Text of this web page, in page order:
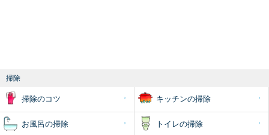
掃除
掃除のコツ キッチンの掃除
お風呂の掃除 トイレの掃除